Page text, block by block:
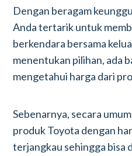
Dengan beragam
Anda tertarik untuk
berkendara bersama
menentukan pilihan, ada
mengetahui harga dari
Sebenarnya, secara
produk Toyota dengan
terjangkau sehingga bisa